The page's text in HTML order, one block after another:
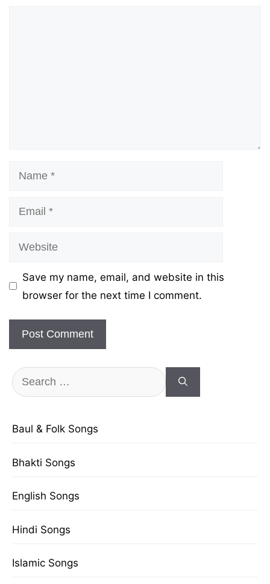
Name
Email
Website
Save my name, email, and website in this
browser for the next time I comment.
Search
for:
Baul & Folk Songs
Bhakti Songs
English Songs
Hindi Songs
Islamic Songs